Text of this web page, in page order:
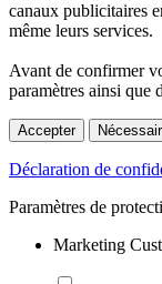
canaux publicitaires
même leurs services.
Avant de confirmer
paramètres ainsi que
Accepter
Déclaration de
Paramètres de
Marketing